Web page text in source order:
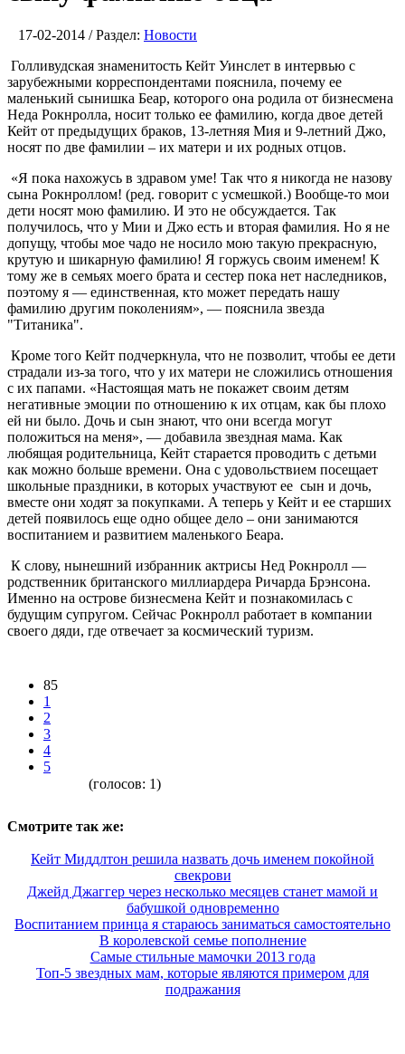
17-02-2014 / Раздел: Новости
Голливудская знаменитость Кейт Уинслет в интервью с
зарубежными корреспондентами пояснила, почему ее
маленький сынишка Беар, которого она родила от бизнесмена
Неда Рокнролла, носит только ее фамилию, когда двое детей
Кейт от предыдущих браков, 13-летняя Мия и 9-летний Джо,
носят по две фамилии – их матери и их родных отцов.
«Я пока нахожусь в здравом уме! Так что я никогда не назову
сына Рокнроллом! (ред. говорит с усмешкой.) Вообще-то мои
дети носят мою фамилию. И это не обсуждается. Так
получилось, что у Мии и Джо есть и вторая фамилия. Но я не
допущу, чтобы мое чадо не носило мою такую прекрасную,
крутую и шикарную фамилию! Я горжусь своим именем! К
тому же в семьях моего брата и сестер пока нет наследников,
поэтому я — единственная, кто может передать нашу
фамилию другим поколениям», — пояснила звезда
"Титаника".
Кроме того Кейт подчеркнула, что не позволит, чтобы ее дети
страдали из-за того, что у их матери не сложились отношения
с их папами. «Настоящая мать не покажет своим детям
негативные эмоции по отношению к их отцам, как бы плохо
ей ни было. Дочь и сын знают, что они всегда могут
положиться на меня», — добавила звездная мама. Как
любящая родительница, Кейт старается проводить с детьми
как можно больше времени. Она с удовольствием посещает
школьные праздники, в которых участвуют ее сын и дочь,
вместе они ходят за покупками. А теперь у Кейт и ее старших
детей появилось еще одно общее дело – они занимаются
воспитанием и развитием маленького Беара.
К слову, нынешний избранник актрисы Нед Рокнролл —
родственник британского миллиардера Ричарда Брэнсона.
Именно на острове бизнесмена Кейт и познакомилась с
будущим супругом. Сейчас Рокнролл работает в компании
своего дяди, где отвечает за космический туризм.
85
1
2
3
4
5
(голосов: 1)
Смотрите так же:
Кейт Миддлтон решила назвать дочь именем покойной
свекрови
Джейд Джаггер через несколько месяцев станет мамой и
бабушкой одновременно
Воспитанием принца я стараюсь заниматься самостоятельно
В королевской семье пополнение
Самые стильные мамочки 2013 года
Топ-5 звездных мам, которые являются примером для
подражания